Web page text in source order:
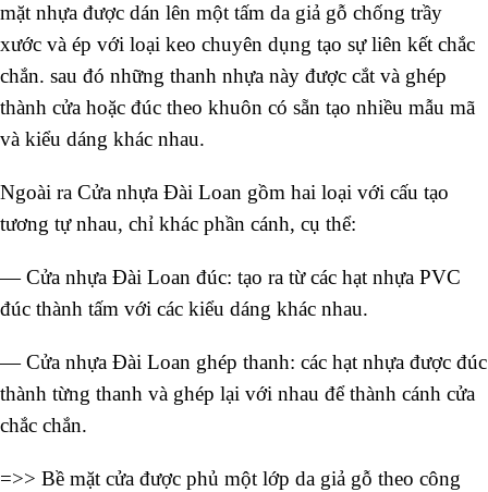
mặt nhựa được dán lên một tấm da giả gỗ chống trầy
xước và ép với loại keo chuyên dụng tạo sự liên kết chắc
chắn. sau đó những thanh nhựa này được cắt và ghép
thành cửa hoặc đúc theo khuôn có sẵn tạo nhiều mẫu mã
và kiểu dáng khác nhau.
Ngoài ra Cửa nhựa Đài Loan gồm hai loại với cấu tạo
tương tự nhau, chỉ khác phần cánh, cụ thể:
— Cửa nhựa Đài Loan đúc: tạo ra từ các hạt nhựa PVC
đúc thành tấm với các kiểu dáng khác nhau.
— Cửa nhựa Đài Loan ghép thanh: các hạt nhựa được đúc
thành từng thanh và ghép lại với nhau để thành cánh cửa
chắc chắn.
=>> Bề mặt cửa được phủ một lớp da giả gỗ theo công